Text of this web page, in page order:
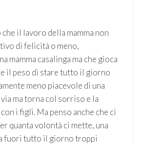
che il lavoro della mamma non
di felicità o meno,
mamma casalinga ma che gioca
il peso di stare tutto il giorno
meno piacevole di una
via ma torna col sorriso e la
i figli. Ma penso anche che ci
quanta volontà ci mette, una
fuori tutto il giorno troppi